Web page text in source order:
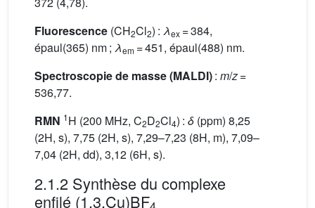
Fluorescence (CH2Cl2) : λex = 384,
épaul(365) nm ; λem = 451, épaul(488) nm.
Spectroscopie de masse (MALDI): m/z=
536,77.
RMN 1H (200 MHz, C2D2Cl4) : δ (ppm) 8,25
(2H, s), 7,75 (2H, s), 7,29–7,23 (8H, m), 7,09–
7,04 (2H, dd), 3,12 (6H, s).
2.1.2 Synthèse du complexe
enfilé (1,3,Cu)BF